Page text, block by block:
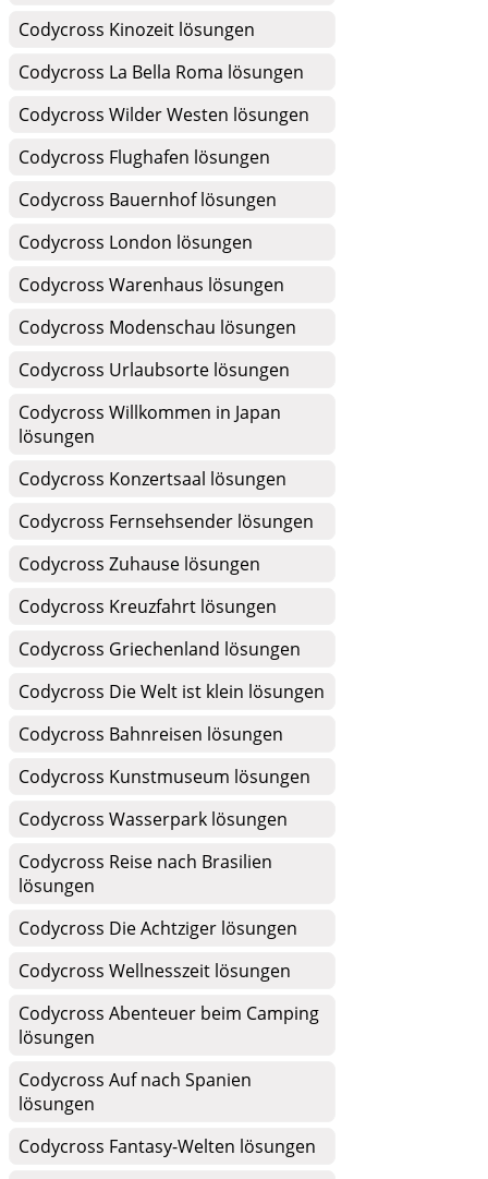
Codycross Kinozeit lösungen
Codycross La Bella Roma lösungen
Codycross Wilder Westen lösungen
Codycross Flughafen lösungen
Codycross Bauernhof lösungen
Codycross London lösungen
Codycross Warenhaus lösungen
Codycross Modenschau lösungen
Codycross Urlaubsorte lösungen
Codycross Willkommen in Japan
lösungen
Codycross Konzertsaal lösungen
Codycross Fernsehsender lösungen
Codycross Zuhause lösungen
Codycross Kreuzfahrt lösungen
Codycross Griechenland lösungen
Codycross Die Welt ist klein lösungen
Codycross Bahnreisen lösungen
Codycross Kunstmuseum lösungen
Codycross Wasserpark lösungen
Codycross Reise nach Brasilien
lösungen
Codycross Die Achtziger lösungen
Codycross Wellnesszeit lösungen
Codycross Abenteuer beim Camping
lösungen
Codycross Auf nach Spanien
lösungen
Codycross Fantasy-Welten lösungen